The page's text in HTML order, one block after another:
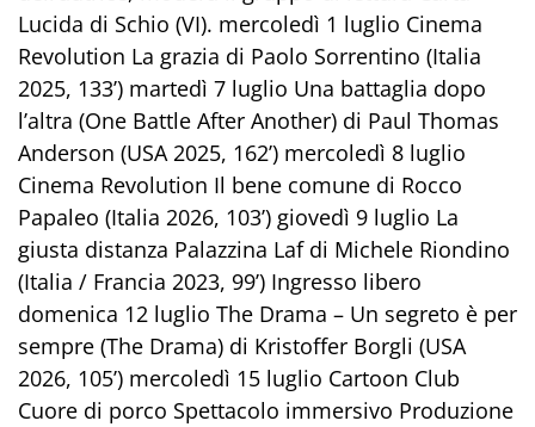
Lucida di Schio (VI). mercoledì 1 luglio Cinema
Revolution La grazia di Paolo Sorrentino (Italia
2025, 133’) martedì 7 luglio Una battaglia dopo
l’altra (One Battle After Another) di Paul Thomas
Anderson (USA 2025, 162’) mercoledì 8 luglio
Cinema Revolution Il bene comune di Rocco
Papaleo (Italia 2026, 103’) giovedì 9 luglio La
giusta distanza Palazzina Laf di Michele Riondino
(Italia / Francia 2023, 99’) Ingresso libero
domenica 12 luglio The Drama – Un segreto è per
sempre (The Drama) di Kristoffer Borgli (USA
2026, 105’) mercoledì 15 luglio Cartoon Club
Cuore di porco Spettacolo immersivo Produzione